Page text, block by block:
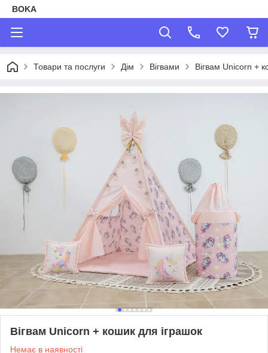
BOKA
Товари та послуги Дім Вігвами Вігвам Unicorn +
Вігвам Unicorn + кошик для іграшок
Немає в наявності